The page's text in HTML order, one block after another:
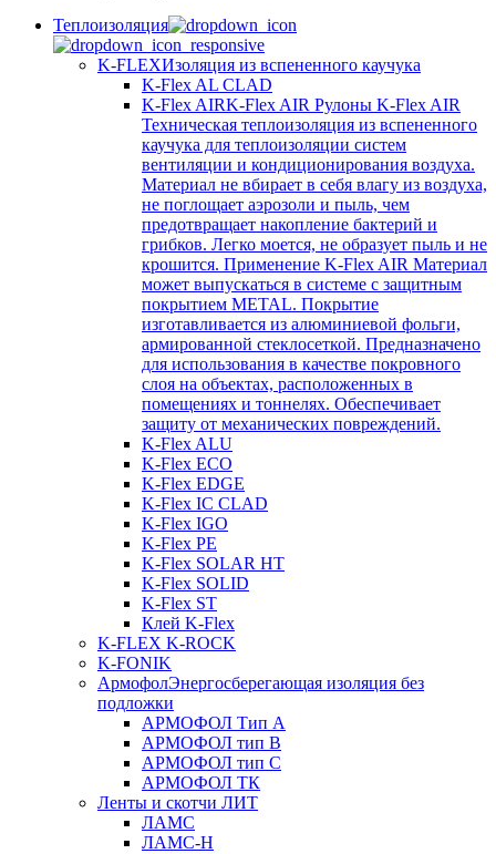
Теплоизоляция
K-FLEXИзоляция из вспененного каучука
K-Flex AL CLAD
K-Flex AIRK-Flex AIR Рулоны K-Flex AIR
Техническая теплоизоляция из вспененного
каучука для теплоизоляции систем
вентиляции и кондиционирования воздуха.
Материал не вбирает в себя влагу из воздуха,
не поглощает аэрозоли и пыль, чем
предотвращает накопление бактерий и
грибков. Легко моется, не образует пыль и не
крошится. Применение K-Flex AIR Материал
может выпускаться в системе c защитным
покрытием METAL. Покрытие
изготавливается из алюминиевой фольги,
армированной стеклосеткой. Предназначено
для использования в качестве покровного
слоя на объектах, расположенных в
помещениях и тоннелях. Обеспечивает
защиту от механических повреждений.
K-Flex ALU
K-Flex ECO
K-Flex EDGE
K-Flex IC CLAD
K-Flex IGO
K-Flex PE
K-Flex SOLAR HT
K-Flex SOLID
K-Flex ST
Клей K-Flex
K-FLEX K-ROCK
K-FONIK
АрмофолЭнергосберегающая изоляция без
подложки
АРМОФОЛ Тип А
АРМОФОЛ тип В
АРМОФОЛ тип C
АРМОФОЛ ТК
Ленты и скотчи ЛИТ
ЛАМС
ЛАМС-Н